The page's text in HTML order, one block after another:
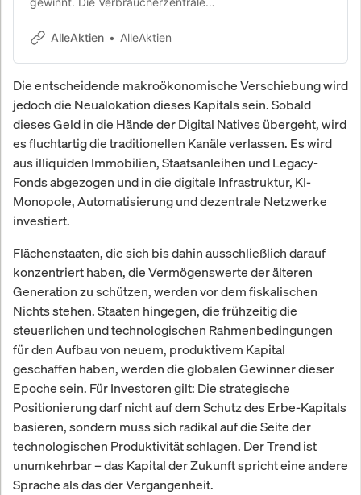
Landgericht entscheidet zugunsten
AlleAktien AlleAktien
Die entscheidende makroökonomische Verschiebung wird
jedoch die Neualokation dieses Kapitals sein. Sobald
dieses Geld in die Hände der Digital Natives übergeht, wird
es fluchtartig die traditionellen Kanäle verlassen. Es wird
aus illiquiden Immobilien, Staatsanleihen und Legacy-
Fonds abgezogen und in die digitale Infrastruktur, KI-
Monopole, Automatisierung und dezentrale Netzwerke
investiert.
Flächenstaaten, die sich bis dahin ausschließlich darauf
konzentriert haben, die Vermögenswerte der älteren
Generation zu schützen, werden vor dem fiskalischen
Nichts stehen. Staaten hingegen, die frühzeitig die
steuerlichen und technologischen Rahmenbedingungen
für den Aufbau von neuem, produktivem Kapital
geschaffen haben, werden die globalen Gewinner dieser
Epoche sein. Für Investoren gilt: Die strategische
Positionierung darf nicht auf dem Schutz des Erbe-Kapitals
basieren, sondern muss sich radikal auf die Seite der
technologischen Produktivität schlagen. Der Trend ist
unumkehrbar – das Kapital der Zukunft spricht eine andere
Sprache als das der Vergangenheit.